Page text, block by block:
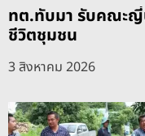
ทต.ทับมา รับคณะ
ชีวิตชุมชน
3 สิงหาคม 2026